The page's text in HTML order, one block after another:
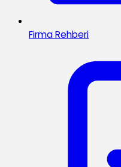
Firma Rehberi